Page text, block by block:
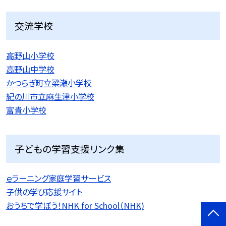
交流学校
高野山小学校
高野山中学校
かつらぎ町立梁瀬小学校
紀の川市立麻生津小学校
富貴小学校
子どもの学習支援リンク集
ｅラーニング家庭学習サービス
子供の学び応援サイト
おうちで学ぼう！NHK for School（NHK)